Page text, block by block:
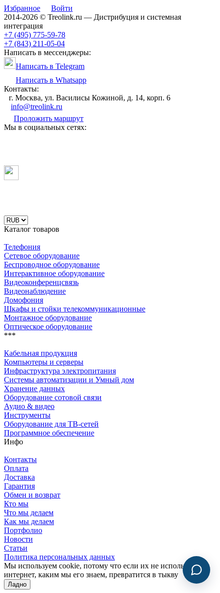
Избранное
Войти
2014-2026 © Treolink.ru — Дистрибуция и системная
интеграция
+7 (495) 775-59-78
+7 (843) 211-05-04
Написать в мессенджеры:
Написать в Telegram
Написать в Whatsapp
Контакты:
г. Москва, ул. Василисы Кожиной, д. 14, корп. 6
info@treolink.ru
Проложить маршрут
Мы в социальных сетях:
Каталог товаров
Телефония
Сетевое оборудование
Беспроводное оборудование
Интерактивное оборудование
Видеоконференцсвязь
Видеонаблюдение
Домофония
Шкафы и стойки телекоммуникационные
Монтажное оборудование
Оптическое оборудование
***
Кабельная продукция
Компьютеры и серверы
Инфраструктура электропитания
Системы автоматизации и Умный дом
Хранение данных
Оборудование сотовой связи
Аудио & видео
Инструменты
Оборудование для ТВ-сетей
Программное обеспечение
Инфо
Контакты
Оплата
Доставка
Гарантия
Обмен и возврат
Кто мы
Что мы делаем
Как мы делаем
Портфолио
Новости
Статьи
Политика персональных данных
Мы используем cookie, потому что если их не использовать,
интернет, каким мы его знаем, превратится в тыкву
Ладно